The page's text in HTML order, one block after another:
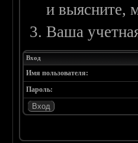
и выясните,
Ваша
Вход
Имя пользователя:
Пароль: